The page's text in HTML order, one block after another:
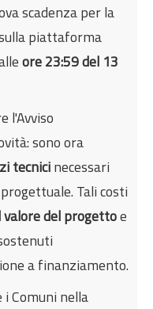
scadenza per la
piattaforma
ore 23:59 del 13
l'Avviso
sono ora
tecnicinecessari
Tali costi
valore del progettoe
a finanziamento.
Comuni nella